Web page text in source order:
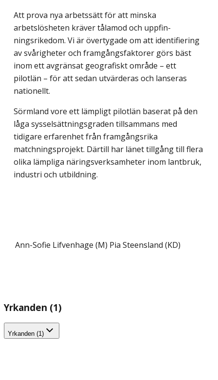
Att prova nya arbetssätt för att minska
arbetslösheten kräver tålamod och uppfin­
ningsrikedom. Vi är övertygade om att identifiering
av svårigheter och framgångs­faktorer görs bäst
inom ett avgränsat geografiskt område – ett
pilotlän – för att sedan utvärderas och lanseras
nationellt.
Sörmland vore ett lämpligt pilotlän baserat på den
låga sysselsättningsgraden till­sammans med
tidigare erfarenhet från framgångsrika
matchningsprojekt. Därtill har länet tillgång till flera
olika lämpliga näringsverksamheter inom lantbruk,
industri och utbildning.
Ann-Sofie Lifvenhage (M) Pia Steensland (KD)
Yrkanden (1)
Yrkanden (1)